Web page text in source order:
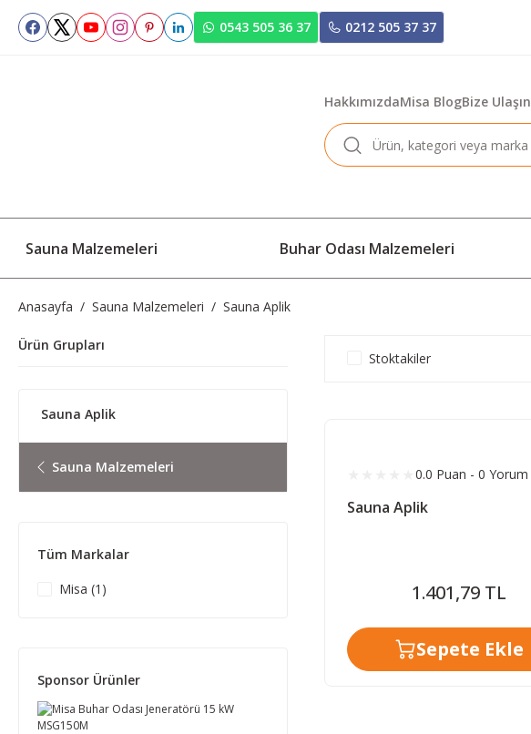
0543 505 36 37 0212 505 37 37
HakkımızdaMisa BlogBize Ulaşın
Sauna Malzemeleri Buhar Odası Malzemeleri
Anasayfa Sauna Malzemeleri Sauna Aplik
Ürün Grupları
Sauna Aplik
Sauna Malzemeleri
Tüm Markalar
Misa (1)
Sponsor Ürünler
Stoktakiler
0.0 Puan - 0 Yorum
Sauna Aplik
1.401,79 TL
Sepete Ekle